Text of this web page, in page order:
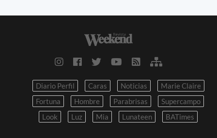
Diario Perfil Caras Noticias
Marie Claire
Fortuna
Hombre Parabrisas
Supercampo
Look
Luz Mia Lunateen BATimes